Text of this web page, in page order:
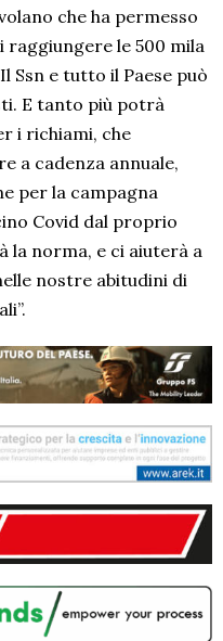
che ha permesso
raggiungere le 500 mila
e tutto il Paese può
E tanto più potrà
i richiami, che
a cadenza annuale,
per la campagna
Covid dal proprio
la norma, e ci aiuterà a
nostre abitudini di